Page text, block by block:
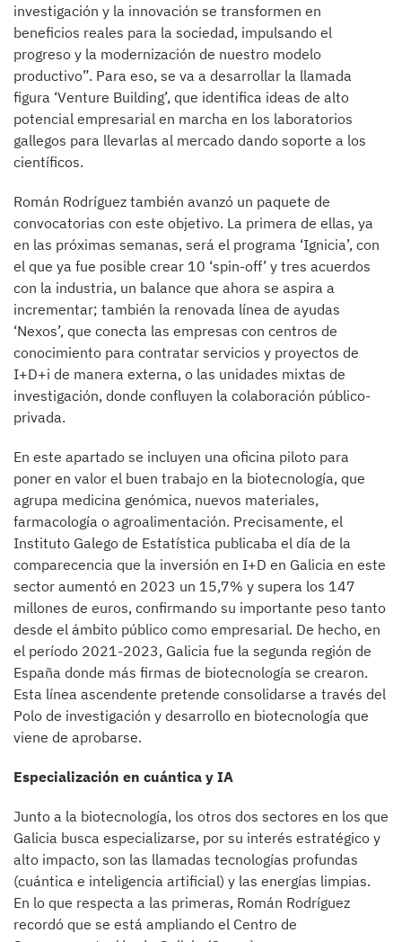
investigación y la innovación se transformen en
beneficios reales para la sociedad, impulsando el
progreso y la modernización de nuestro modelo
productivo”. Para eso, se va a desarrollar la llamada
figura ‘Venture Building’, que identifica ideas de alto
potencial empresarial en marcha en los laboratorios
gallegos para llevarlas al mercado dando soporte a los
científicos.
Román Rodríguez también avanzó un paquete de
convocatorias con este objetivo. La primera de ellas, ya
en las próximas semanas, será el programa ‘Ignicia’, con
el que ya fue posible crear 10 ‘spin-off’ y tres acuerdos
con la industria, un balance que ahora se aspira a
incrementar; también la renovada línea de ayudas
‘Nexos’, que conecta las empresas con centros de
conocimiento para contratar servicios y proyectos de
I+D+i de manera externa, o las unidades mixtas de
investigación, donde confluyen la colaboración público-
privada.
En este apartado se incluyen una oficina piloto para
poner en valor el buen trabajo en la biotecnología, que
agrupa medicina genómica, nuevos materiales,
farmacología o agroalimentación. Precisamente, el
Instituto Galego de Estatística publicaba el día de la
comparecencia que la inversión en I+D en Galicia en este
sector aumentó en 2023 un 15,7% y supera los 147
millones de euros, confirmando su importante peso tanto
desde el ámbito público como empresarial. De hecho, en
el período 2021-2023, Galicia fue la segunda región de
España donde más firmas de biotecnología se crearon.
Esta línea ascendente pretende consolidarse a través del
Polo de investigación y desarrollo en biotecnología que
viene de aprobarse.
Especialización en cuántica y IA
Junto a la biotecnología, los otros dos sectores en los que
Galicia busca especializarse, por su interés estratégico y
alto impacto, son las llamadas tecnologías profundas
(cuántica e inteligencia artificial) y las energías limpias.
En lo que respecta a las primeras, Román Rodríguez
recordó que se está ampliando el Centro de